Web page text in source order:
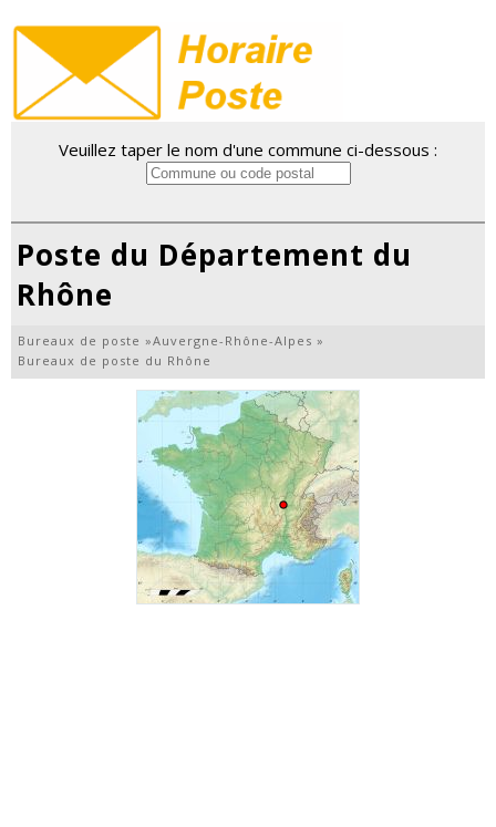
Veuillez taper le nom d'une commune ci-dessous :
Poste du Département du
Rhône
Bureaux de poste »Auvergne-Rhône-Alpes »
Bureaux de poste du Rhône